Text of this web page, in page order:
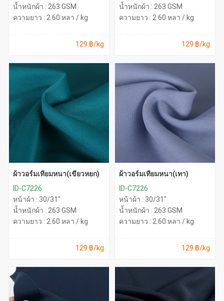
น้ำหนักผ้า : 263 GSM
ความยาว : 2.60 หลา / kg
129 ฿/kg
น้ำหนักผ้า : 263 GSM
ความยาว : 2.60 หลา / kg
129 ฿/kg
ผ้าวอร์มเทียมหนา(เขียวหยก)
ID-C7226
หน้าผ้า : 30/31"
น้ำหนักผ้า : 263 GSM
ความยาว : 2.60 หลา / kg
129 ฿/kg
ผ้าวอร์มเทียมหนา(เทา)
ID-C7226
หน้าผ้า : 30/31"
น้ำหนักผ้า : 263 GSM
ความยาว : 2.60 หลา / kg
129 ฿/kg